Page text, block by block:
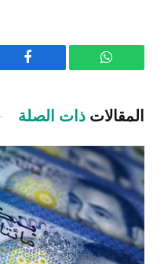
واتساب
المقالات ذات الصلة